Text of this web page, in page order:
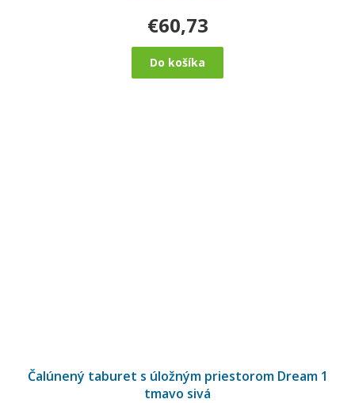
€60,73
Do košíka
Čalúnený taburet s úložným priestorom Dream 1
tmavo sivá